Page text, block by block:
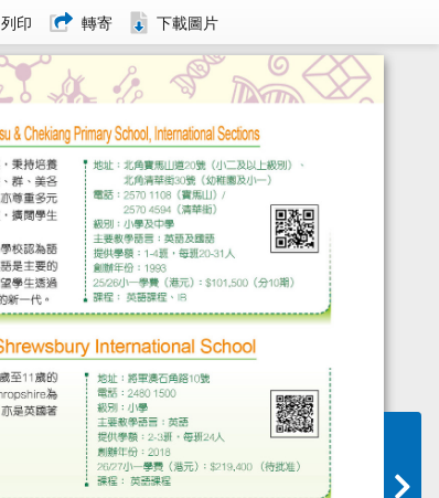
列印 轉寄 下載圖片